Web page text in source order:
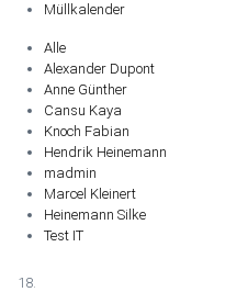
Müllkalender
Alle
Alexander Dupont
Anne Günther
Cansu Kaya
Knoch Fabian
Hendrik Heinemann
madmin
Marcel Kleinert
Heinemann Silke
Test IT
18.